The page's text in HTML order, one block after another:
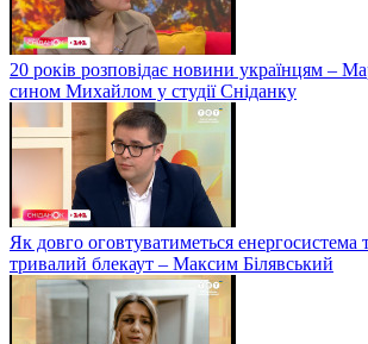
20 років розповідає новини українцям –
сином Михайлом у студії Сніданку
Як довго оговтуватиметься
тривалий блекаут – Максим Білявський